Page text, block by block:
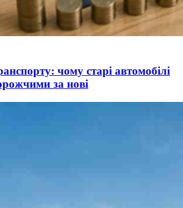
чому старі автомобілі
за нові